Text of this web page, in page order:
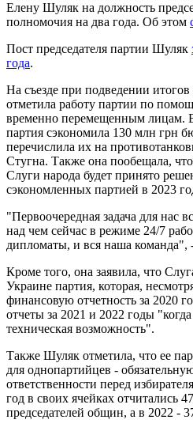
Елену Шуляк на должность
полномочия на два года. Об этом
Пост председателя партии Шуляк
года.
На съезде при подведении
отметила работу партии по
временно перемещенным лицам.
партия сэкономила 130 млн грн
перечислила их на
Стугна. Также она пообещала,
Слуги народа будет принято
сэкономленных партией в 2023
"Первоочередная задача для нас
над чем сейчас в режиме 24/7
дипломаты, и вся наша команда",
Кроме того, она заявила, что
Украине партия, которая,
финансовую отчетность за 2020
отчеты за 2021 и 2022 годы "когда
техническая возможность".
Также Шуляк отметила, что ее
для однопартийцев -
ответственности перед
год в своих ячейках отчитались
председателей общин, а в 2022 -